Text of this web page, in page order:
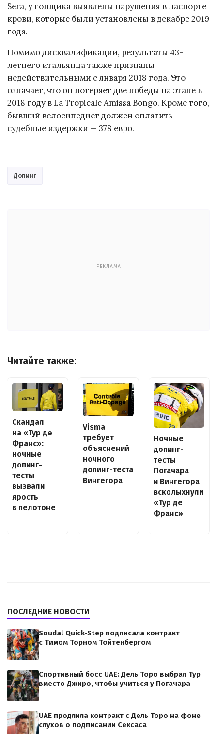
Sera, у гонщика выявлены нарушения в паспорте
крови, которые были установлены в декабре 2019
года.
Помимо дисквалификации, результаты 43-
летнего итальянца также признаны
недействительными с января 2018 года. Это
означает, что он потеряет две победы на этапе в
2018 году в La Tropicale Amissa Bongo. Кроме того,
бывший велосипедист должен оплатить
судебные издержки — 378 евро.
Допинг
РЕКЛАМА
Читайте также:
Скандал
на «Тур де
Франс»:
ночные
допинг-
тесты
вызвали
ярость
в пелотоне
Visma
требует
объяснений
ночного
допинг-теста
Вингегора
Ночные
допинг-
тесты
Погачара
и Вингегора
всколыхнули
«Тур де
Франс»
ПОСЛЕДНИЕ НОВОСТИ
Soudal Quick-Step подписала контракт
с Тимом Торном Тойтенбергом
Спортивный босс UAE: Дель Торо выбрал Тур
вместо Джиро, чтобы учиться у Погачара
UAE продлила контракт с Дель Торо на фоне
слухов о подписании Сексаса